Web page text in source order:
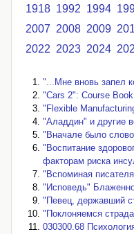
1918 1992 1994
2007 2008 2009
2022 2023 2024
"...Мне вновь запел
"Cars 2": Course Book
"Flexible
"Аладдин" и другие
"Вначале было
"Воспитание
факторам риска
"Вспоминая
"Исповедь"
"Певец, державший
"Поклоняемся
030300.68